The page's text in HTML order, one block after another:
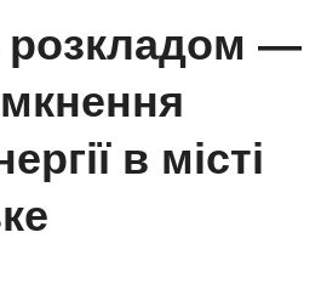
розкладом —
в місті